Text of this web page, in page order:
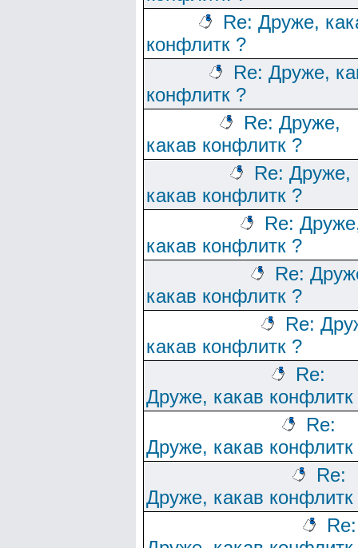
Re: Друже,
конфлитк ?
Re: Друже,
конфлитк ?
Re: Друже,
какав конфлитк ?
Re: Друже,
какав конфлитк ?
Re:
какав конфлитк ?
Re:
какав конфлитк ?
Re:
какав конфлитк ?
Re:
Друже, какав конфлитк
Re:
Друже, какав конфлитк
Re:
Друже, какав конфлитк
Re: